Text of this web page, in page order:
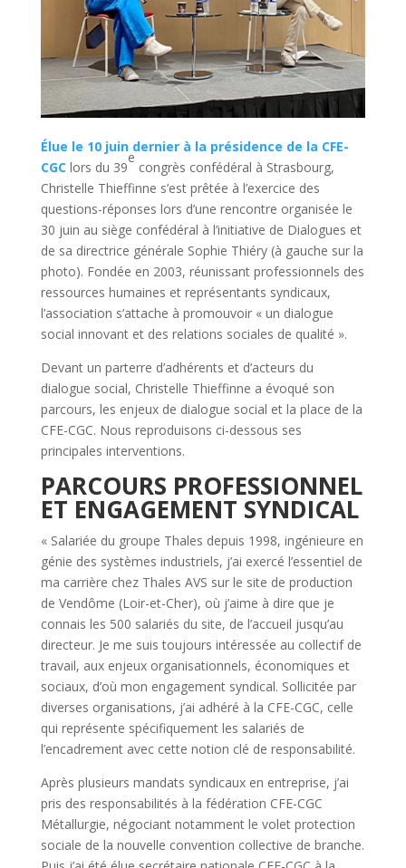
Élue le 10 juin dernier à la présidence de la CFE-
CGClors du 39
e
congrès confédéral à Strasbourg,
Christelle Thieffinne s’est prêtée à l’exercice des
questions-réponses lors d’une rencontre organisée le
30 juin au siège confédéral à l’initiative de Dialogues et
de sa directrice générale Sophie Thiéry (à gauche sur la
photo). Fondée en 2003, réunissant professionnels des
ressources humaines et représentants syndicaux,
l’association s’attache à promouvoir « un dialogue
social innovant et des relations sociales de qualité ».
Devant un parterre d’adhérents et d’acteurs du
dialogue social, Christelle Thieffinne a évoqué son
parcours, les enjeux de dialogue social et la place de la
CFE-CGC. Nous reproduisons ci-dessous ses
principales interventions.
PARCOURS PROFESSIONNEL
ET ENGAGEMENT SYNDICAL
« Salariée du groupe Thales depuis 1998, ingénieure en
génie des systèmes industriels, j’ai exercé l’essentiel de
ma carrière chez Thales AVS sur le site de production
de Vendôme (Loir-et-Cher), où j’aime à dire que je
connais les 500 salariés du site, de l’accueil jusqu’au
directeur. Je me suis toujours intéressée au collectif de
travail, aux enjeux organisationnels, économiques et
sociaux, d’où mon engagement syndical. Sollicitée par
diverses organisations, j’ai adhéré à la CFE-CGC, celle
qui représente spécifiquement les salariés de
l’encadrement avec cette notion clé de responsabilité.
Après plusieurs mandats syndicaux en entreprise, j’ai
pris des responsabilités à la fédération CFE-CGC
Métallurgie, négociant notamment le volet protection
sociale de la nouvelle convention collective de branche.